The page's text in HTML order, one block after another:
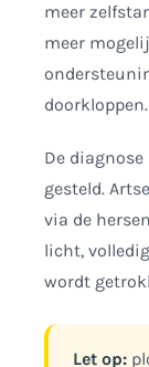
meer
meer
doorkloppen.
De
gesteld.
via de
licht,
wordt
Let op: